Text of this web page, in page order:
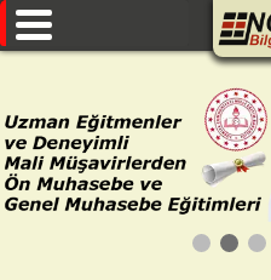
Eğitimlerimiz
Hakkımızda